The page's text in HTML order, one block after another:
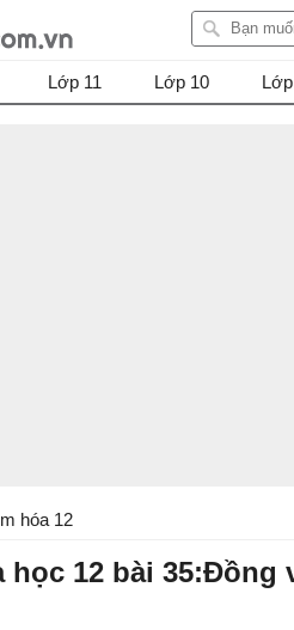
Lớp 11 Lớp 10
hóa 12
học 12 bài 35:Đồng